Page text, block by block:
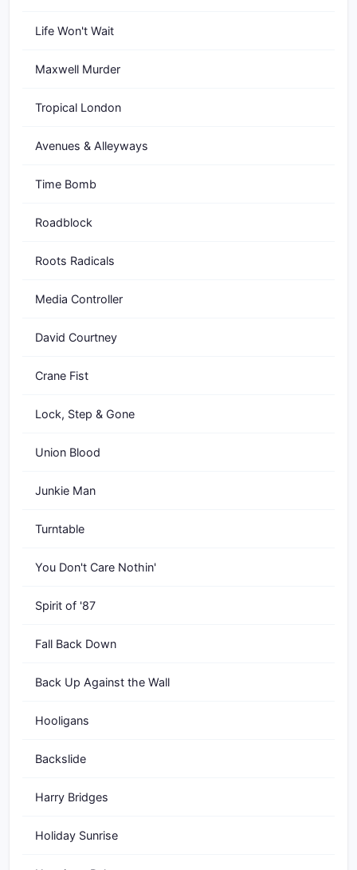
Life Won't Wait
Maxwell Murder
Tropical London
Avenues & Alleyways
Time Bomb
Roadblock
Roots Radicals
Media Controller
David Courtney
Crane Fist
Lock, Step & Gone
Union Blood
Junkie Man
Turntable
You Don't Care Nothin'
Spirit of '87
Fall Back Down
Back Up Against the Wall
Hooligans
Backslide
Harry Bridges
Holiday Sunrise